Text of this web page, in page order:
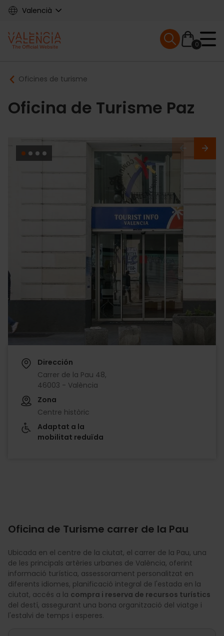
Skip
content
Valencià
Main
navigation
0
Mobile menu
Breadcrumb
Oficines de turisme
Oficina de Turisme Paz
Dirección
Carrer de la Pau 48,
46003 - València
Zona
Centre històric
Adaptat a la
mobilitat reduïda
Oficina de Turisme carrer de la Pau
Ubicada en el centre de la ciutat, el carrer de la Pau, una
de les principals artèries urbanes de València, oferint
informació turística, assessorament personalitzat en
diferents idiomes, planificació integral de l'estada en la
ciutat, accés a la compra i reserva de recursos turístics
del destí, assegurant una bona organització del viatge i
l'estalvi de temps i esperes.